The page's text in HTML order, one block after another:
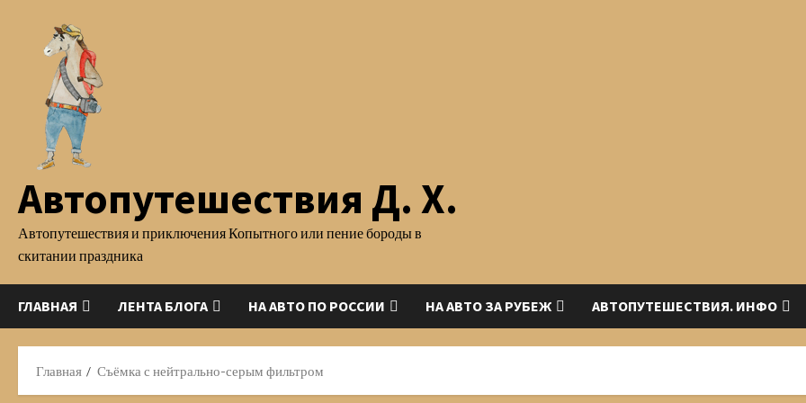
содержимому
Автопутешествия Д. Х.
Автопутешествия и приключения Копытного или пение бороды в
скитании праздника
ГЛАВНАЯ ЛЕНТА БЛОГА НА АВТО ПО РОССИИ НА АВТО ЗА РУБЕЖ АВТОПУТЕШЕСТВИЯ. ИНФО
Главная Съёмка с нейтрально-серым фильтром